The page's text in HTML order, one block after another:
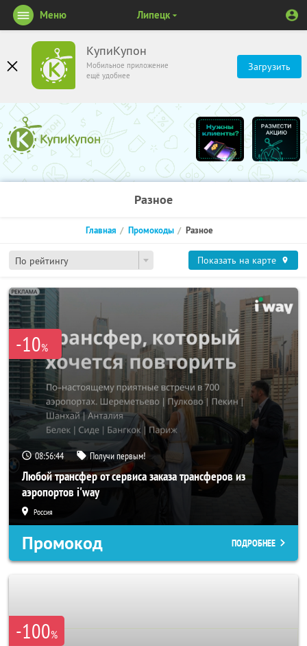
КупиКупон
Мобильное приложение
ещё удобнее
Загрузить
Меню Липецк
Разное
По рейтингу
Главная Промокоды Разное
Показать на карте
-10%
08:56:43 Получи первым!
Любой трансфер от сервиса заказа трансферов из
аэропортов i'way
Россия
Промокод ПОДРОБНЕЕ
-100%